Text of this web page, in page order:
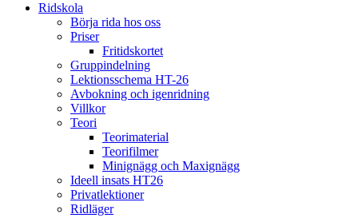
Ridskola
Börja rida hos oss
Priser
Fritidskortet
Gruppindelning
Lektionsschema HT-26
Avbokning och igenridning
Villkor
Teori
Teorimaterial
Teorifilmer
Minignägg och Maxignägg
Ideell insats HT26
Privatlektioner
Ridläger